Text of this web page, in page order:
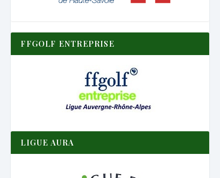
FFGOLF ENTREPRISE
LIGUE AURA